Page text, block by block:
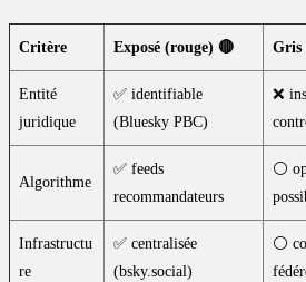
Critère Exposé (rouge) 🔴 Gris
Entité
juridique
✅ identifiable
(Bluesky PBC)
❌
Algorithme
✅ feeds
recommandateurs
⚪
Infrastructu
re
✅ centralisée
(bsky.social)
⚪